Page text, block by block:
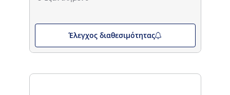
Έλεγχος διαθεσιμότητας